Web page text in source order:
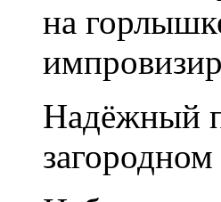
на
Надёжный